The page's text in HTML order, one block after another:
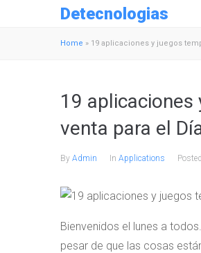
Detecnologias
Home » 19 aplicaciones y juegos
19
venta para el
By Admin In Applications Posted
Bienvenidos el lunes a
pesar de que las cosas